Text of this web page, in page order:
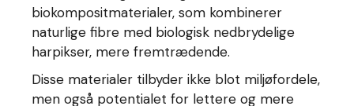
biokompositmaterialer, som kombinerer
naturlige fibre med biologisk nedbrydelige
harpikser, mere fremtrædende.
Disse materialer tilbyder ikke blot miljøfordele,
men også potentialet for lettere og mere